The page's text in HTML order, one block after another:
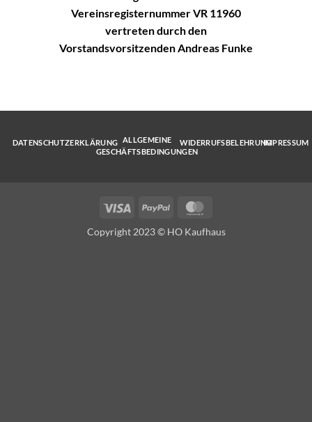
Vereinsregisternummer VR 11960
vertreten durch den
Vorstandsvorsitzenden Andreas Funke
DATENSCHUTZERKLÄRUNG ALLGEMEINE
GESCHÄFTSBEDINGUNGEN
WIDERRUFSBELEHRUNGIMPRESSUM
Visa PayPal
Copyright 2023 © HO Kaufhaus